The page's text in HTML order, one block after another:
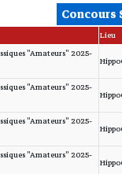
Concours
Lieu
"Amateurs" 2025-
"Amateurs" 2025-
"Amateurs" 2025-
"Amateurs" 2025-